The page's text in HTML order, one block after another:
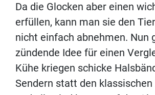
Da die Glocken aber einen
erfüllen, kann man sie den
nicht einfach abnehmen. Nun
zündende Idee für einen
Kühe kriegen schicke
Sendern statt den klassischen